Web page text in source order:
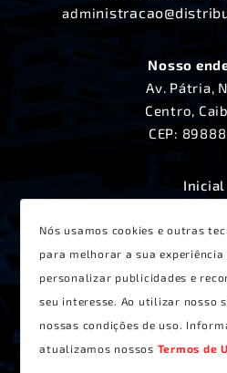
Nós usamos cookies e outras
para melhorar a sua experiência
personalizar publicidades e
seu interesse. Ao utilizar nosso
nossas condições de uso.
atualizamos nossos Termos de
admi
Nosso
Av. Pátria,
Centro,
CEP:
Inicial
Termos